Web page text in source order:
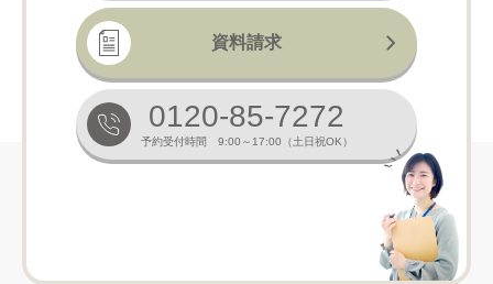
資料請求
0120-85-7272
予約受付時間 9:00～17:00（土日祝OK）